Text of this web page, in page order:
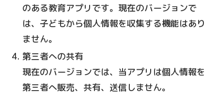
のある教育アプリです。現在のバージョンで
は、子どもから個人情報を収集する機能はあり
ません。
第三者への共有
現在のバージョンでは、当アプリは個人情報を
第三者へ販売、共有、送信しません。